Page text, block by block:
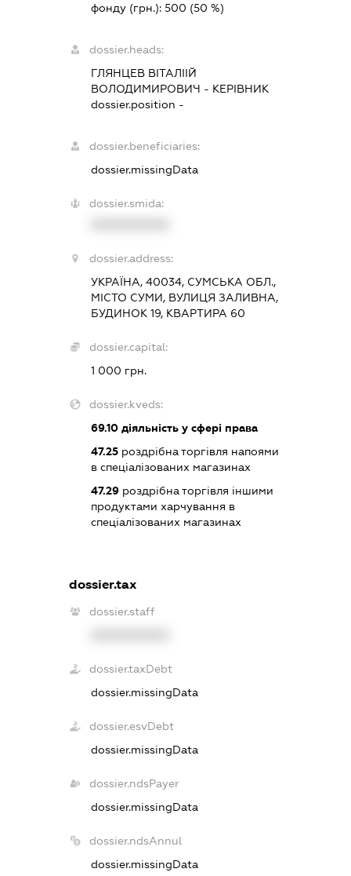
фонду (грн.):500 (50 %)
dossier.heads:
ГЛЯНЦЕВ ВІТАЛІІЙ
ВОЛОДИМИРОВИЧ - КЕРІВНИК
dossier.position -
dossier.beneficiaries:
dossier.missingData
dossier.smida:
dossier.address:
УКРАЇНА, 40034, СУМСЬКА ОБЛ.,
МІСТО СУМИ, ВУЛИЦЯ ЗАЛИВНА,
БУДИНОК 19, КВАРТИРА 60
dossier.capital:
1 000 грн.
dossier.kveds:
69.10 діяльність у сфері права
47.25 роздрібна торгівля напоями
в спеціалізованих магазинах
47.29 роздрібна торгівля іншими
продуктами харчування в
спеціалізованих магазинах
dossier.tax
dossier.staff
dossier.taxDebt
dossier.missingData
dossier.esvDebt
dossier.missingData
dossier.ndsPayer
dossier.missingData
dossier.ndsAnnul
dossier.missingData